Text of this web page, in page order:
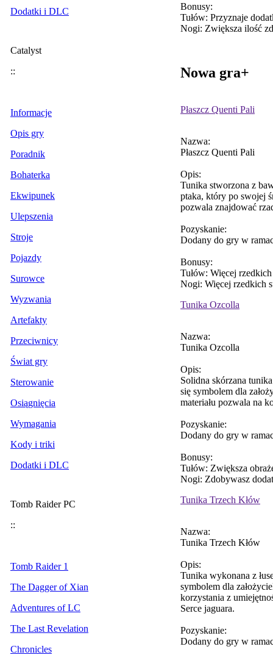
Dodatki i DLC
Catalyst
::
Informacje
Opis gry
Poradnik
Bohaterka
Ekwipunek
Ulepszenia
Stroje
Pojazdy
Surowce
Wyzwania
Artefakty
Przeciwnicy
Świat gry
Sterowanie
Osiągnięcia
Wymagania
Kody i triki
Dodatki i DLC
Tomb Raider PC
::
Tomb Raider 1
The Dagger of Xian
Adventures of LC
The Last Revelation
Chronicles
Bonusy:
Tułów: Przyznaje
Nogi: Zwiększa ilość
Nowa gra+
Płaszcz Quenti Pali
Nazwa:
Płaszcz Quenti Pali
Opis:
Tunika stworzona z
ptaka, który po swojej
pozwala znajdować
Pozyskanie:
Dodany do gry w
Bonusy:
Tułów: Więcej
Nogi: Więcej rzedkich
Tunika Ozcolla
Nazwa:
Tunika Ozcolla
Opis:
Solidna skórzana
się symbolem dla
materiału pozwala na
Pozyskanie:
Dodany do gry w
Bonusy:
Tułów: Zwiększa
Nogi: Zdobywasz
Tunika Trzech Kłów
Nazwa:
Tunika Trzech Kłów
Opis:
Tunika wykonana z
symbolem dla
korzystania z
Serce jaguara.
Pozyskanie:
Dodany do gry w